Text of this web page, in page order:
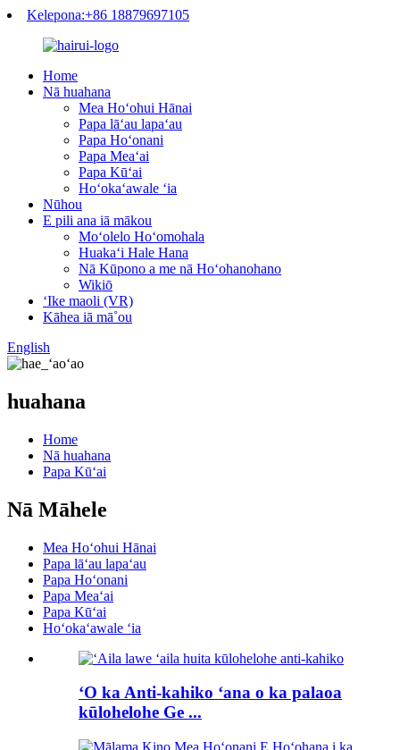
Kelepona:+86 18879697105
Home
Nā huahana
Mea Hoʻohui Hānai
Papa lāʻau lapaʻau
Papa Hoʻonani
Papa Meaʻai
Papa Kūʻai
Hoʻokaʻawale ʻia
Nūhou
E pili ana iā mākou
Moʻolelo Hoʻomohala
Huakaʻi Hale Hana
Nā Kūpono a me nā Hoʻohanohano
Wikiō
ʻIke maoli (VR)
Kāhea iā mā˚ou
English
huahana
Home
Nā huahana
Papa Kūʻai
Nā Māhele
Mea Hoʻohui Hānai
Papa lāʻau lapaʻau
Papa Hoʻonani
Papa Meaʻai
Papa Kūʻai
Hoʻokaʻawale ʻia
ʻO ka Anti-kahiko ʻana o ka palaoa
kūlohelohe Ge ...